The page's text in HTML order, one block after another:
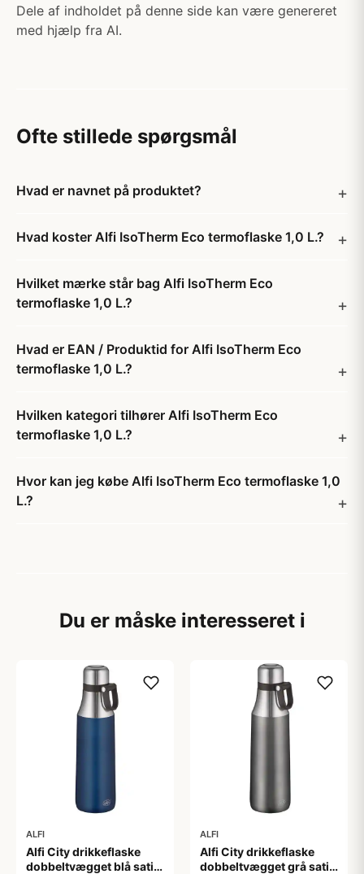
Dele af indholdet på denne side kan være genereret
med hjælp fra AI.
Ofte stillede spørgsmål
Hvad er navnet på produktet?
Hvad koster Alfi IsoTherm Eco termoflaske 1,0 L.?
Hvilket mærke står bag Alfi IsoTherm Eco
termoflaske 1,0 L.?
Hvad er EAN / Produktid for Alfi IsoTherm Eco
termoflaske 1,0 L.?
Hvilken kategori tilhører Alfi IsoTherm Eco
termoflaske 1,0 L.?
Hvor kan jeg købe Alfi IsoTherm Eco termoflaske 1,0
L.?
Du er måske interesseret i
ALFI
Alfi City drikkeflaske
dobbeltvægget blå satin
ALFI
Alfi City drikkeflaske
dobbeltvægget grå satin